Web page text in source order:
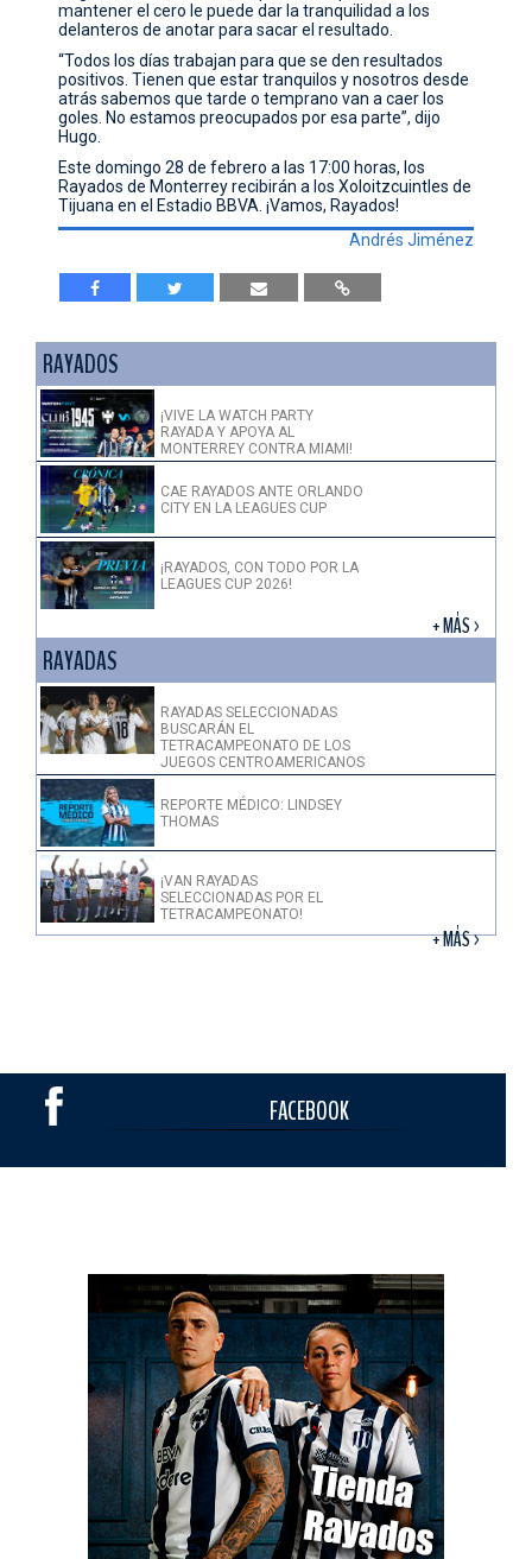
mantener el cero le puede dar la tranquilidad a los
delanteros de anotar para sacar el resultado.
“Todos los días trabajan para que se den resultados
positivos. Tienen que estar tranquilos y nosotros desde
atrás sabemos que tarde o temprano van a caer los
goles. No estamos preocupados por esa parte”, dijo
Hugo.
Este domingo 28 de febrero a las 17:00 horas, los
Rayados de Monterrey recibirán a los Xoloitzcuintles de
Tijuana en el Estadio BBVA. ¡Vamos, Rayados!
Andrés Jiménez
RAYADOS
¡VIVE LA WATCH PARTY
RAYADA Y APOYA AL
MONTERREY CONTRA MIAMI!
CAE RAYADOS ANTE ORLANDO
CITY EN LA LEAGUES CUP
¡RAYADOS, CON TODO POR LA
LEAGUES CUP 2026!
+ MÁS >
RAYADAS
RAYADAS SELECCIONADAS
BUSCARÁN EL
TETRACAMPEONATO DE LOS
JUEGOS CENTROAMERICANOS
REPORTE MÉDICO: LINDSEY
THOMAS
¡VAN RAYADAS
SELECCIONADAS POR EL
TETRACAMPEONATO!
+ MÁS >
FACEBOOK